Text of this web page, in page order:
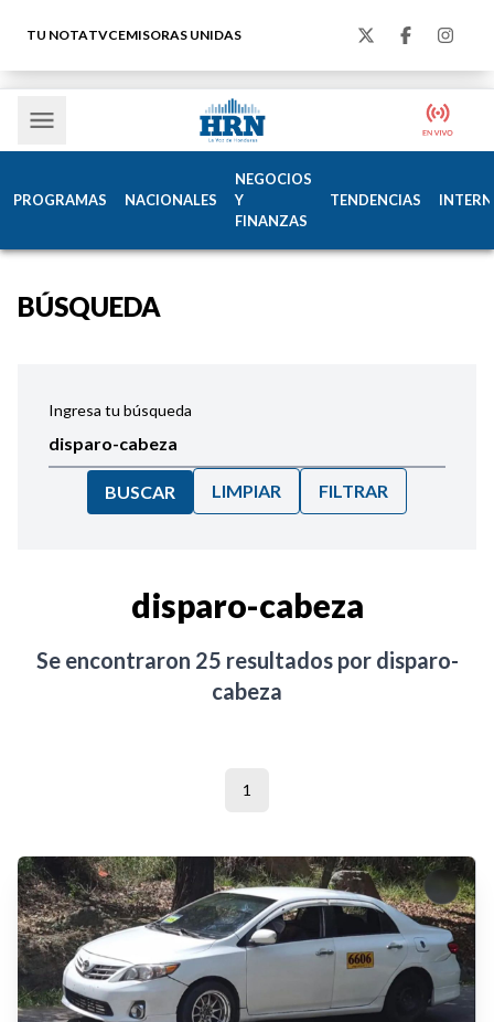
TU NOTATVCEMISORAS UNIDAS
PROGRAMAS NACIONALES
NEGOCIOS
Y
FINANZAS
TENDENCIAS
BÚSQUEDA
Ingresa tu búsqueda
BUSCAR LIMPIAR FILTRAR
disparo-cabeza
Se encontraron 25 resultados por disparo-
cabeza
1